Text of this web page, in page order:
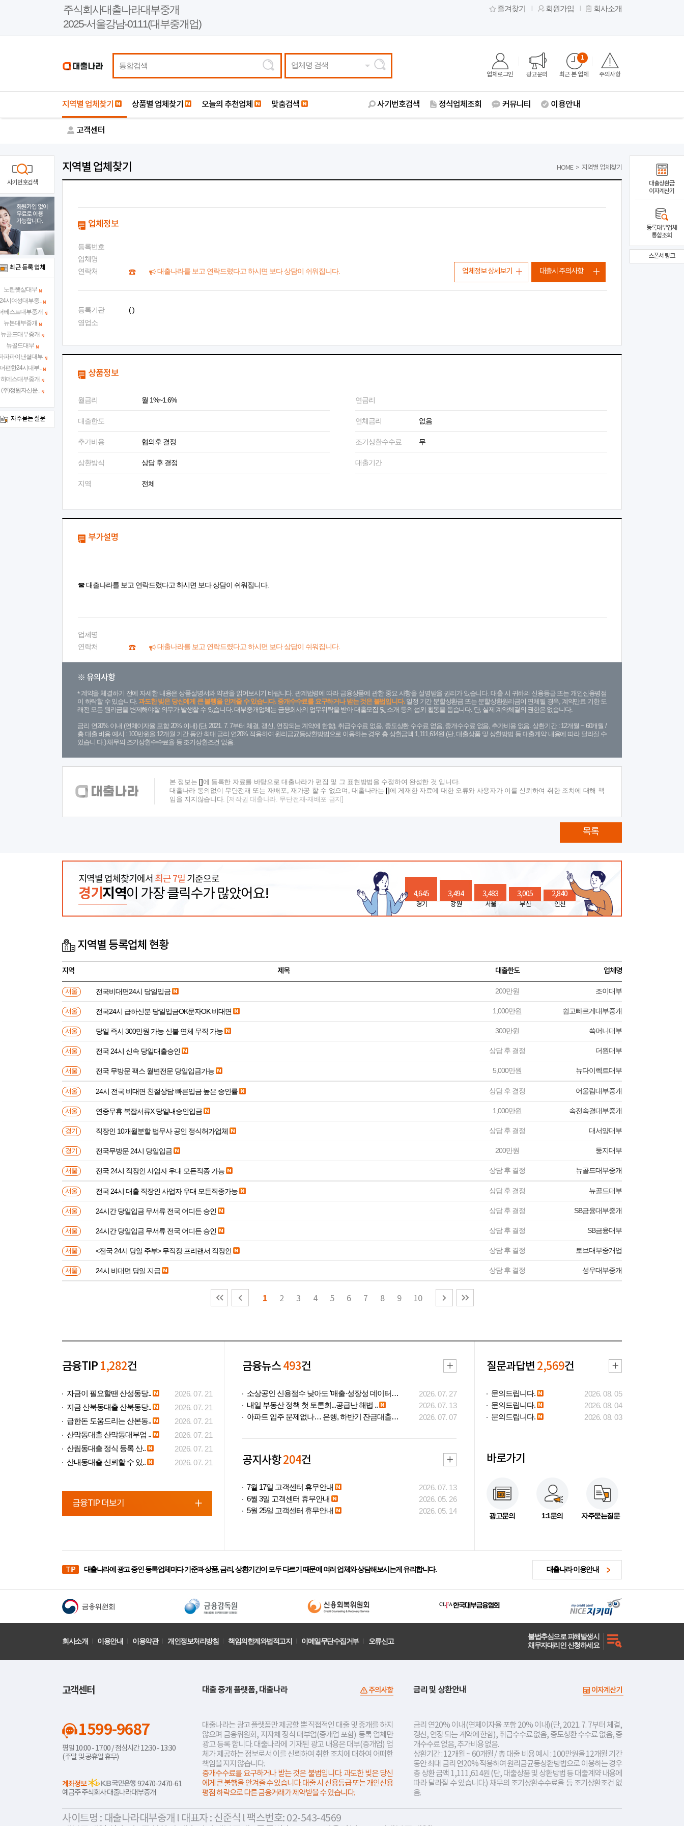
주식회사대출나라대부중개
2025-서울강남-0111(대부중개업)
즐겨찾기 회원가입 회사소개
업체명 검색
업체로그인 광고문의 최근 본 업체
1
주의사항
지역별 업체찾기 상품별 업체찾기 오늘의 추천업체 맞춤검색 사기번호검색 정식업체조회 커뮤니티 이용안내
고객센터
지역별 업체찾기 HOME > 지역별 업체찾기
업체정보
등록번호
업체명
연락처
대출나라를 보고 연락드렸다고 하시면 보다 상담이 쉬워집니다.
등록기관
( )
영업소
업체정보 상세보기 대출시 주의사항
상품정보
월금리 월 1%~1.6% 연금리
대출한도 연체금리 없음
추가비용 협의후 결정 조기상환수수료 무
상환방식 상담 후 결정 대출기간
지역 전체
부가설명
☎ 대출나라를 보고 연락드렸다고 하시면 보다 상담이 쉬워집니다.
업체명
연락처
대출나라를 보고 연락드렸다고 하시면 보다 상담이 쉬워집니다.
※ 유의사항
계약을 체결하기 전에 자세한 내용은 상품설명서와 약관을 읽어보시기 바랍니다. 관계법령에 따라 금융상품에 관한 중요 사항을 설명받을 권리가 있습니다. 대출 시 귀하의 신용등급 또는 개인신용평점
이 하락할 수 있습니다.과도한 빚은 당신에게 큰 불행을 안겨줄 수 있습니다. 중개수수료를 요구하거나 받는 것은 불법입니다.일정 기간 분할상환금 또는 분할상환원리금이 연체될 경우, 계약만료 기한 도
래전 모든 원리금을 변제해야할 의무가 발생할 수 있습니다. 대부중개업체는 금융회사의 업무위탁을 받아 대출모집 및 소개 등의 섭외 활동을 돕습니다. 단, 실제 계약체결의 권한은 없습니다.
금리 연20% 이내 (연체이자율 포함 20% 이내) (단, 2021. 7. 7부터 체결, 갱신, 연장되는 계약에 한함), 취급수수료 없음, 중도상환 수수료 없음, 중개수수료 없음, 추가비용 없음. 상환기간 : 12개월 ~ 60개월 /
총 대출 비용 예시 : 100만원을 12개월 기간 동안 최대 금리 연20% 적용하여 원리금균등상환방법으로 이용하는 경우 총 상환금액 1,111,614원 (단, 대출상품 및 상환방법 등 대출계약 내용에 따라 달라질 수
있습니 다.) 채무의 조기상환수수료율 등 조기상환조건 없음.
본 정보는
에 등록한 자료를 바탕으로 대출나라가 편집 및 그 표현방법을 수정하여 완성한 것 입니다.
대출나라 동의없이 무단전재 또는 재배포, 재가공 할 수 없으며, 대출나라는
에 게재한 자료에 대한 오류와 사용자가 이를 신뢰하여 취한 조치에 대해 책
임을 지지않습니다.
[저작권 대출나라. 무단전재-재배포 금지]
목록
지역별 업체찾기에서 최근 7일 기준으로
경기 지역이 가장 클릭수가 많았어요! 4,645
경기
3,494
강원
3,483
서울
3,005
부산
2,840
인천
지역별 등록업체 현황
지역 제목 대출한도 업체명
서울 전국비대면24시 당일입금 200만원 조이대부
서울 전국24시 급하신분 당일입금OK문자OK 비대면 1,000만원 쉽고빠르게대부중개
서울 당일 즉시 300만원 가능 신불 연체 무직 가능 300만원 쓱머니대부
서울 전국 24시 신속 당일대출승인 상담 후 결정 더원대부
서울 전국 무방문 팩스 월변전문 당일입금가능 5,000만원 뉴다이렉트대부
서울 24시 전국 비대면 친절상담 빠른입금 높은 승인률 상담 후 결정 어울림대부중개
서울 연중무휴 복잡서류X 당일내승인입금 1,000만원 속전속결대부중개
경기 직장인 10개월분할 법무사 공인 정식허가업체 상담 후 결정 대서양대부
경기 전국무방문 24시 당일입금 200만원 둥지대부
서울 전국 24시 직장인 사업자 우대 모든직종 가능 상담 후 결정 뉴골드대부중개
서울 전국 24시 대출 직장인 사업자 우대 모든직종가능 상담 후 결정 뉴골드대부
서울 24시간 당일입금 무서류 전국 어디든 승인 상담 후 결정 SB금융대부중개
서울 24시간 당일입금 무서류 전국 어디든 승인 상담 후 결정 SB금융대부
서울 <전국 24시 당일 주부> 무직장 프리랜서 직장인 상담 후 결정 토브대부중개업
서울 24시 비대면 당일 지급 상담 후 결정 성우대부중개
1 2 3 4 5 6 7 8 9 10
사기번호검색
회원가입 없이
무료로 이용
가능합니다.
최근 등록 업체
노란햇살대부
시여성대부중..
베스트대부중개
뉴본대부중개
뉴골드대부중개
뉴골드대부
파파이낸셜대부
편한24시대부..
하데스대부중개
(주)정원자산운..
자주묻는 질문
대출상환금
이자계산기
등록대부업체
통합조회
스폰서 링크
금융TIP 1,282건
자금이 필요할땐 산성동당..
2026. 07. 21
지금 산북동대출 산북동당..
2026. 07. 21
급한돈 도움드리는 산본동..
2026. 07. 21
산막동대출 산막동대부업 ..
2026. 07. 21
산림동대출 정식 등록 산..
2026. 07. 21
산내동대출 신뢰할 수 있..
2026. 07. 21
금융TIP 더보기
금융뉴스493건
소상공인 신용점수 낮아도 '매출·성장성 데이터..
2026. 07. 27
내일 부동산 정책 첫 토론회...공급난 해법 ..
2026. 07. 13
아파트 입주 문제없나… 은행, 하반기 잔금대출..
2026. 07. 07
공지사항204건
7월 17일 고객센터 휴무안내
2026. 07. 13
6월 3일 고객센터 휴무안내
2026. 05. 26
5월 25일 고객센터 휴무안내
2026. 05. 14
질문과답변 2,569건
문의드립니다.
2026. 08. 05
문의드립니다.
2026. 08. 04
문의드립니다.
2026. 08. 03
바로가기
광고문의 1:1문의 자주묻는질문
TIP 대출나라에 광고 중인 등록업체마다 기준과 상품, 금리, 상환기간이 모두 다르기 때문에 여러 업체와 상담해보시는게 유리합니다. 대출나라 이용안내
회사소개 이용안내 이용약관 개인정보처리방침 책임의한계와법적고지 이메일무단수집거부 오류신고
불법추심으로 피해발생시
채무자대리인 신청하세요
고객센터
1599-9687
평일 10:00 - 17:00 / 점심시간 12:30 - 13:30
(주말 및 공휴일 휴무)
계좌정보
92470-2470-61
예금주 주식회사 대출나라대부중개
대출 중개 플랫폼, 대출나라 주의사항
대출나라는 광고 플랫폼만 제공할 뿐 직접적인 대출 및 중개를 하지
않으며 금융위원회, 지자체 정식 대부업(중개업 포함) 등록 업체만
광고 등록 합니다. 대출나라에 기재된 광고 내용은 대부(중개업) 업
체가 제공하는 정보로서 이를 신뢰하여 취한 조치에 대하여 어떠한
책임을 지지 않습니다.
중개수수료를 요구하거나 받는 것은 불법입니다. 과도한 빚은 당신
에게 큰 불행을 안겨줄 수 있습니다. 대출 시 신용등급 또는 개인신용
평점 하락으로 다른 금융거래가 제약받을 수 있습니다.
금리 및 상환안내 이자계산기
금리 연20% 이내 (연체이자율 포함 20% 이내)(단, 2021. 7. 7부터 체결,
갱신, 연장 되는 계약에 한함), 취급수수료 없음, 중도상환 수수료 없음, 중
개수수료 없음, 추가비용 없음.
상환기간 : 12개월 ~ 60개월 / 총 대출 비용 예시 : 100만원을 12개월 기간
동안 최대 금리 연20% 적용하여 원리금균등상환방법으로 이용하는 경우
총 상환 금액 1,111,614원 (단, 대출상품 및 상환방법 등 대출계약 내용에
따라 달라질 수 있습니다.) 채무의 조기상환수수료율 등 조기상환조건 없
음.
사이트명 : 대출나라대부중개 l 대표자 : 신준식 l 팩스번호: 02-543-4569